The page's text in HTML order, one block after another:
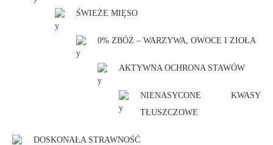
ŚWIEŻE MIĘSO
0% ZBÓŻ – WARZYWA, OWOCE I ZIOŁA
AKTYWNA OCHRONA STAWÓW
NIENASYCONE KWASY
TŁUSZCZOWE
DOSKONAŁA STRAWNOŚĆ